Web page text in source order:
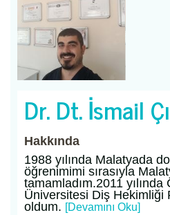
Dr. Dt. İsmail
Hakkında
1988 yılında Malatyada
öğrenimimi sırasıyla
tamamladım.2011 yılında
Üniversitesi Diş Hekimliği
oldum. [Devamını Oku]